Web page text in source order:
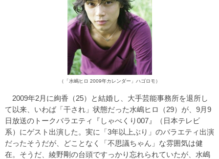
（「水嶋ヒロ 2009年カレンダー」ハゴロモ）
2009年2月に絢香（25）と結婚し、大手芸能事務所を退所し
て以来、いわば「干され」状態だった水嶋ヒロ（29）が、9月9
日放送のトークバラエティ『しゃべくり007』（日本テレビ
系）にゲスト出演した。実に「3年以上ぶり」のバラエティ出演
だったそうだが、どことなく「不思議ちゃん」な雰囲気は健
在。そうだ、綾野剛の台頭ですっかり忘れられていたが、水嶋